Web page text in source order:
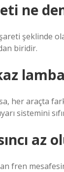
ne
şeklinde
biridir.
her araçta
sistemini
az
fren